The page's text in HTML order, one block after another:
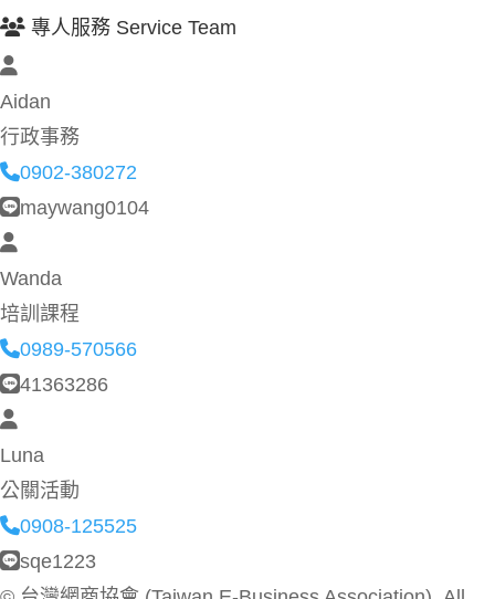
專人服務 Service Team
Aidan
行政事務
0902-380272
maywang0104
Wanda
培訓課程
0989-570566
41363286
Luna
公關活動
0908-125525
sqe1223